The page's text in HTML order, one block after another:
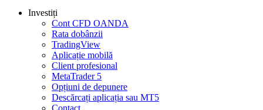
Investiți
Cont CFD OANDA
Rata dobânzii
TradingView
Aplicație mobilă
Client profesional
MetaTrader 5
Opțiuni de depunere
Descărcați aplicația sau MT5